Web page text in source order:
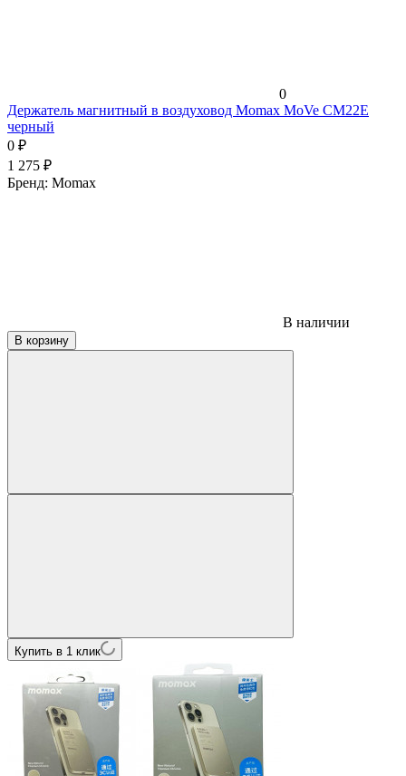
0
Держатель магнитный в воздуховод Momax MoVe CM22E
черный
0 ₽
1 275 ₽
Бренд: Momax
В наличии
В корзину
Купить в 1 клик